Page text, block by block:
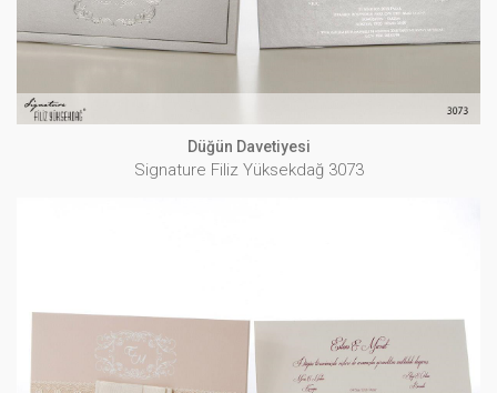
Düğün Davetiyesi
Signature Filiz Yüksekdağ 3073
Signature Filiz Yüksekdağ 3074
İNCELE